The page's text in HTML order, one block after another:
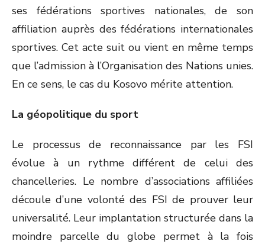
ses fédérations sportives nationales, de son
affiliation auprès des fédérations internationales
sportives. Cet acte suit ou vient en même temps
que l’admission à l’Organisation des Nations unies.
En ce sens, le cas du Kosovo mérite attention.
La géopolitique du sport
Le processus de reconnaissance par les FSI
évolue à un rythme différent de celui des
chancelleries. Le nombre d’associations affiliées
découle d’une volonté des FSI de prouver leur
universalité. Leur implantation structurée dans la
moindre parcelle du globe permet à la fois